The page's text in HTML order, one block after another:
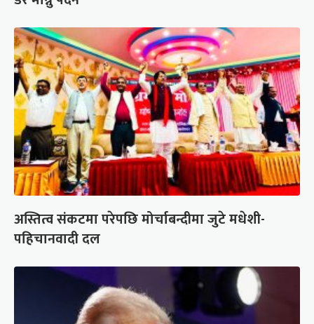
अस्तित्व संकटमा परेपछि मोर्चाबन्दीमा जुटे मधेशी-
पहिचानवादी दल